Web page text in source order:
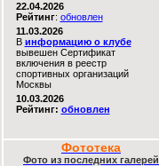
22.04.2026
Рейтинг: обновлен
11.03.2026
В информацию о клубе
вывешен Сертификат
включения в реестр
спортивных организаций
Москвы
10.03.2026
Рейтинг: обновлен
Фототека
Фото из последних галерей